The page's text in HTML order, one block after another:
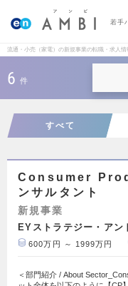
若手
流通・小売（家電）の新規事業の転職・求人情
6 件
すべて
Consumer
ンサルタント
新規事業
EYストラテジー・アン
600万円 ～ 1999万円
＜部門紹介 / About